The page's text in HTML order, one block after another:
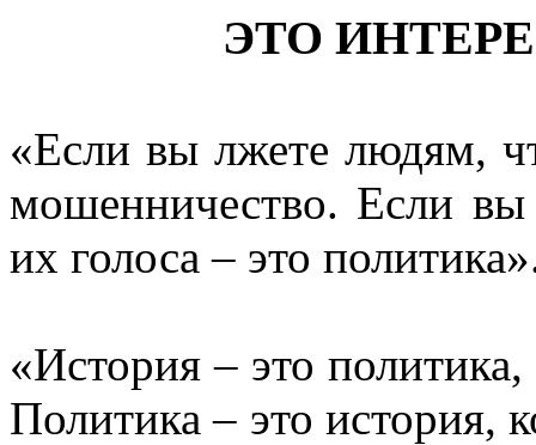
ЭТО
«Если вы лжете людям,
мошенничество. Если
их голоса – это
«История – это
Политика – это история,